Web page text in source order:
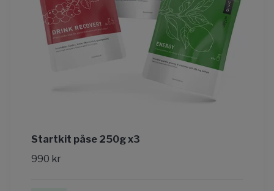
Startkit påse 250g x3
990 kr